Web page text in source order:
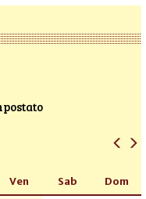
Ven Sab Dom